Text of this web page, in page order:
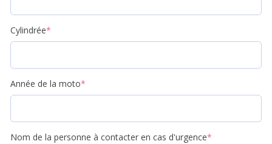
Cylindrée*
Année de la moto*
Nom de la personne à contacter en cas d'urgence*